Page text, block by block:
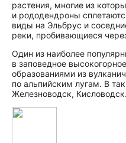
растения, многие из
и рододендроны
виды на Эльбрус и
реки, пробивающиеся
Один из наиболее
в заповедное
образованиями из
по альпийским лугам. В
Железноводск, Кисловодск.